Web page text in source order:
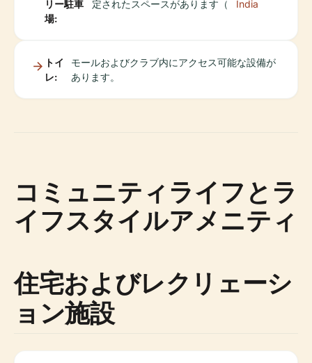
リー駐車
場:
定されたスペースがあります（ India
トイ
レ:
モールおよびクラブ内にアクセス可能な設備が
あります。
コミュニティライフとラ
イフスタイルアメニティ
住宅およびレクリェーシ
ョン施設